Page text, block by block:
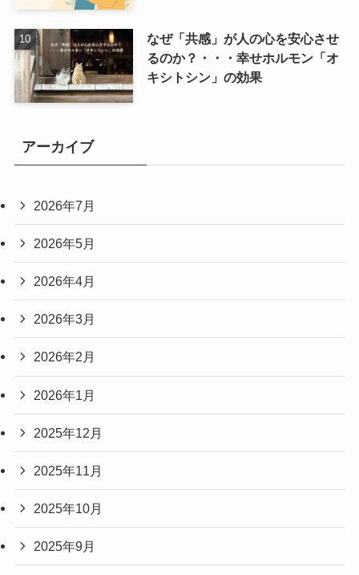
なぜ「共感」が人の心を安心させ
るのか？・・・幸せホルモン「オ
キシトシン」の効果
アーカイブ
2026年7月
2026年5月
2026年4月
2026年3月
2026年2月
2026年1月
2025年12月
2025年11月
2025年10月
2025年9月